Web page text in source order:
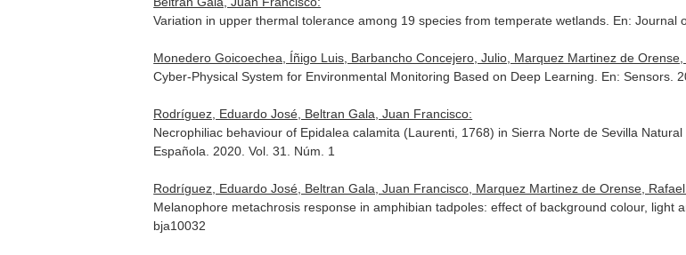
Variation in upper thermal tolerance among 19 species from temperate wetlands. En: Journal
Monedero Goicoechea, Íñigo Luis, Barbancho Concejero, Julio, Marquez Martinez de
Cyber-Physical System for Environmental Monitoring Based on Deep Learning. En: Sensors .
Rodríguez, Eduardo José, Beltran Gala, Juan Francisco:
Necrophiliac behaviour of Epidalea calamita (Laurenti, 1768) in Sierra Norte de Sevilla Natural
Española . 2020. Vol. 31. Núm. 1
Rodríguez, Eduardo José, Beltran Gala, Juan Francisco, Marquez Martinez de Orense,
Melanophore metachrosis response in amphibian tadpoles: effect of background colour, light
bja10032